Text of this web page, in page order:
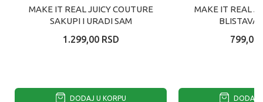
MAKE IT REAL JUICY COUTURE
SAKUPI I URADI SAM
1.299,00 RSD
DODAJ U KORPU
MAKE IT REAL
BLISTAVA
799,00
DODAJ